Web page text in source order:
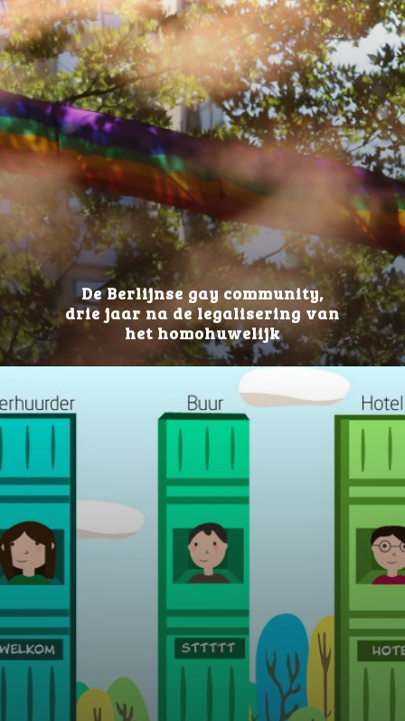
De Berlijnse gay community,
drie jaar na de legalisering van
het homohuwelijk